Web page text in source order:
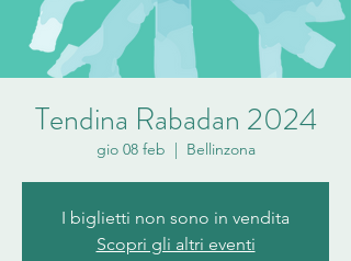
Tendina Rabadan 2024
gio 08 feb
  |
Bellinzona
I biglietti non sono in vendita
Scopri gli altri eventi